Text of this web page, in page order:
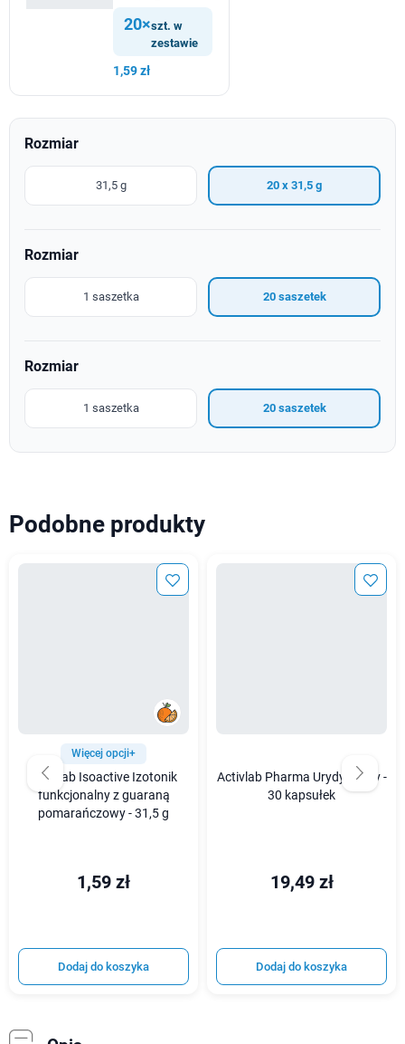
20×szt. w
zestawie
1,59 zł
Rozmiar
31,5 g 20 x 31,5 g
Rozmiar
1 saszetka 20 saszetek
Rozmiar
1 saszetka 20 saszetek
Podobne produkty
Więcej opcji+
Activlab Isoactive Izotonik
funkcjonalny z guaraną
pomarańczowy - 31,5 g
1,59 zł
Dodaj do koszyka
Activlab Pharma UrydynActiv -
30 kapsułek
19,49 zł
Dodaj do koszyka